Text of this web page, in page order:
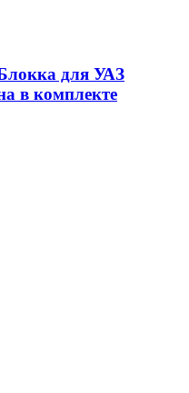
для УАЗ
в комплекте